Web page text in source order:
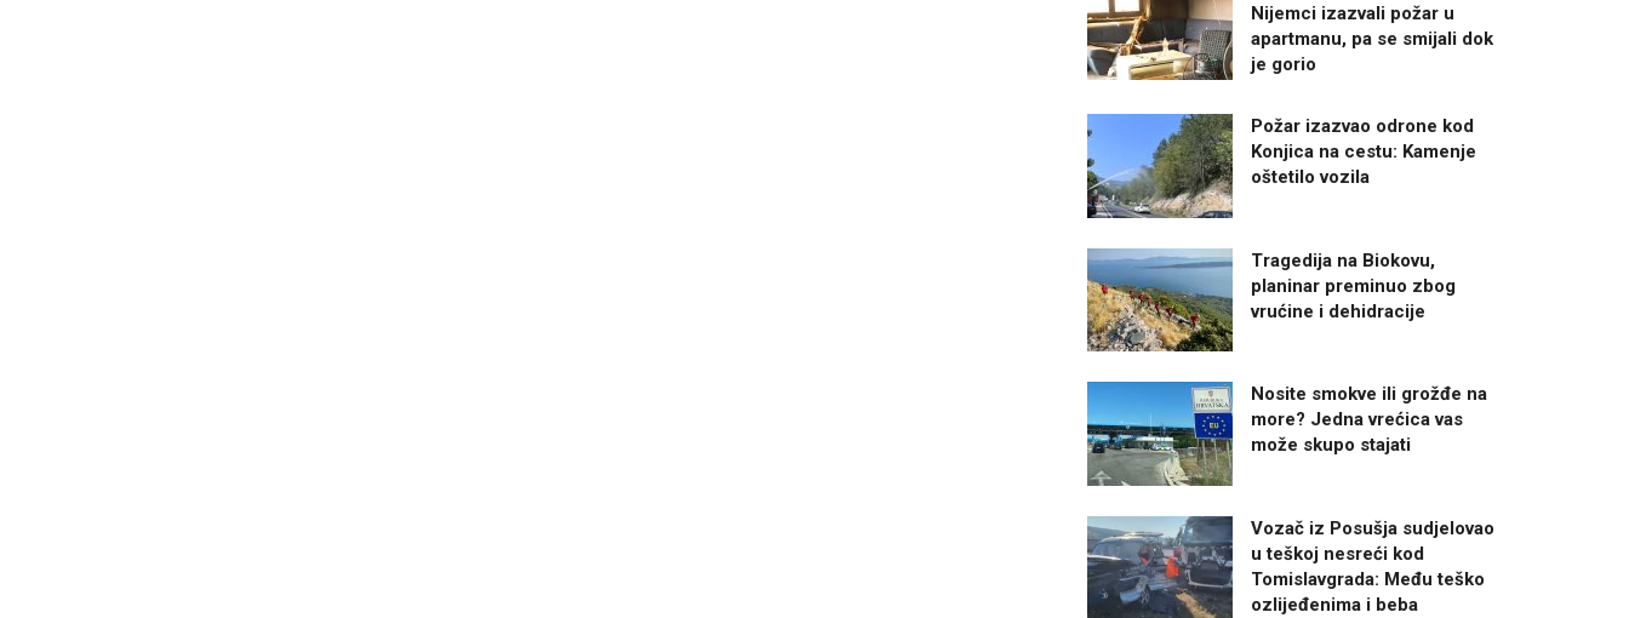
Nijemci izazvali požar u
apartmanu, pa se smijali dok
je gorio
Požar izazvao odrone kod
Konjica na cestu: Kamenje
oštetilo vozila
Tragedija na Biokovu,
planinar preminuo zbog
vrućine i dehidracije
Nosite smokve ili grožđe na
more? Jedna vrećica vas
može skupo stajati
Vozač iz Posušja sudjelovao
u teškoj nesreći kod
Tomislavgrada: Među teško
ozlijeđenima i beba